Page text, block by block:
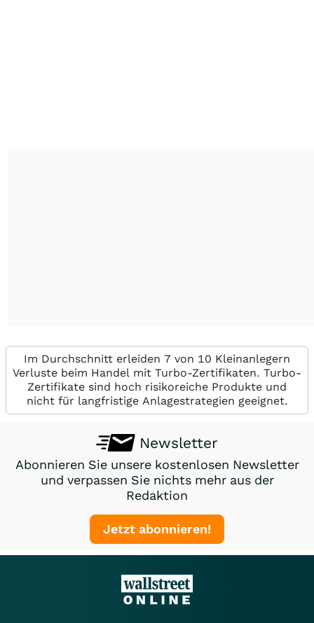
Im Durchschnitt erleiden 7 von 10 Kleinanlegern
Verluste beim Handel mit Turbo-Zertifikaten. Turbo-
Zertifikate sind hoch risikoreiche Produkte und
nicht für langfristige Anlagestrategien geeignet.
Newsletter
Abonnieren Sie unsere kostenlosen Newsletter
und verpassen Sie nichts mehr aus der
Redaktion
Jetzt abonnieren!